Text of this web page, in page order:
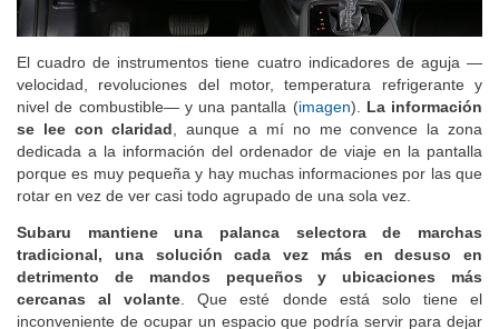
El cuadro de instrumentos tiene cuatro indicadores de aguja —
velocidad, revoluciones del motor, temperatura refrigerante y
nivel de combustible— y una pantalla (imagen).La información
se lee con claridad, aunque a mí no me convence la zona
dedicada a la información del ordenador de viaje en la pantalla
porque es muy pequeña y hay muchas informaciones por las que
Subaru mantiene una palanca selectora de marchas
tradicional, una solución cada vez más en desuso en
detrimento de mandos pequeños y ubicaciones más
cercanas al volante. Que esté donde está solo tiene el